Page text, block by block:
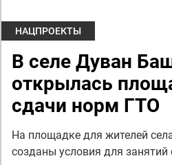
НАЦПРОЕКТЫ
В селе Дуван
открылась
сдачи норм ГТО
На площадке для жителей
созданы условия для занятий